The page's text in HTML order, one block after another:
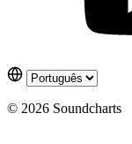
© 2026 Soundcharts